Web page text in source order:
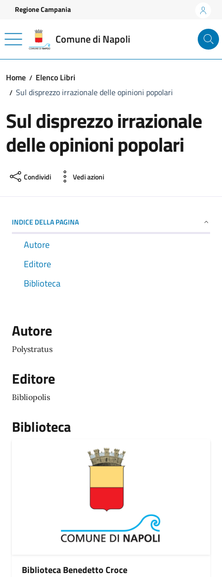
Vai ai contenuti
Vai al footer
Regione Campania
Comune di Napoli
Home
Elenco Libri
Sul disprezzo irrazionale delle opinioni popolari
Sul disprezzo irrazionale
delle opinioni popolari
Condividi Vedi azioni
INDICE DELLA PAGINA
Autore
Editore
Biblioteca
Autore
Polystratus
Editore
Bibliopolis
Biblioteca
Biblioteca Benedetto Croce